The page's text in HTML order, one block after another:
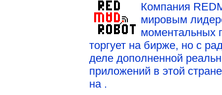
Компания
мировым
моментальных
торгует на бирже, но с
деле дополненной
приложений в этой
на .